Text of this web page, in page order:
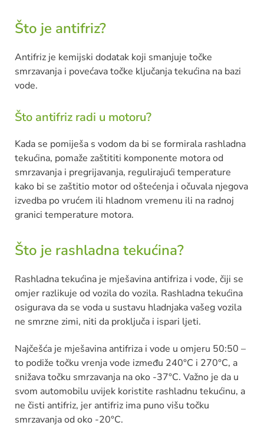
Što je antifriz?
Antifriz je kemijski dodatak koji smanjuje točke
smrzavanja i povećava točke ključanja tekućina na bazi
vode.
Što antifriz radi u motoru?
Kada se pomiješa s vodom da bi se formirala rashladna
tekućina, pomaže zaštititi komponente motora od
smrzavanja i pregrijavanja, regulirajući temperature
kako bi se zaštitio motor od oštećenja i očuvala njegova
izvedba po vrućem ili hladnom vremenu ili na radnoj
granici temperature motora.
Što je rashladna tekućina?
Rashladna tekućina je mješavina antifriza i vode, čiji se
omjer razlikuje od vozila do vozila. Rashladna tekućina
osigurava da se voda u sustavu hladnjaka vašeg vozila
ne smrzne zimi, niti da proključa i ispari ljeti.
Najčešća je mješavina antifriza i vode u omjeru 50:50 –
to podiže točku vrenja vode između 240°C i 270°C, a
snižava točku smrzavanja na oko -37°C. Važno je da u
svom automobilu uvijek koristite rashladnu tekućinu, a
ne čisti antifriz, jer antifriz ima puno višu točku
smrzavanja od oko -20°C.